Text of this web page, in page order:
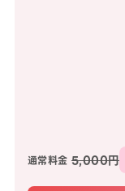
通常料金 5,000円